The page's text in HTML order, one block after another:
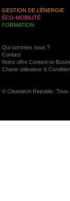
GESTION DE L’ÉNERGIE
ÉCO-MOBILITÉ
FORMATION
Qui sommes nous ?
Contact
Notre offre Content-to-
Charte utilisateur &
© Cleantech Republic.